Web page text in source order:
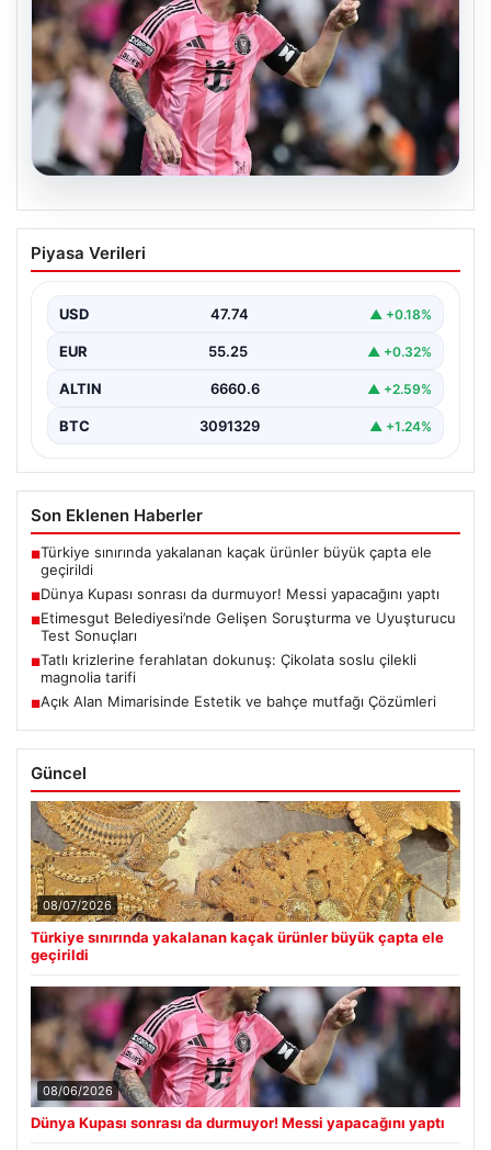
06.08.2026
Dünya Kupası sonrası da durmuyor!
Messi yapacağını yaptı
Piyasa Verileri
USD 47.74 ▲ +0.18%
EUR 55.25 ▲ +0.32%
ALTIN 6660.6 ▲ +2.59%
BTC 3091329 ▲ +1.24%
Son Eklenen Haberler
■Türkiye sınırında yakalanan kaçak ürünler büyük çapta ele
geçirildi
■Dünya Kupası sonrası da durmuyor! Messi yapacağını yaptı
■Etimesgut Belediyesi’nde Gelişen Soruşturma ve Uyuşturucu
Test Sonuçları
■Tatlı krizlerine ferahlatan dokunuş: Çikolata soslu çilekli
magnolia tarifi
■Açık Alan Mimarisinde Estetik ve bahçe mutfağı Çözümleri
Güncel
08/07/2026
Türkiye sınırında yakalanan kaçak ürünler büyük çapta ele
geçirildi
08/06/2026
Dünya Kupası sonrası da durmuyor! Messi yapacağını yaptı